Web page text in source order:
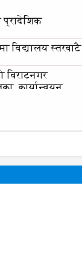
विद्यालय स्तरबाटै
विराटनगर
कार्यान्वयन